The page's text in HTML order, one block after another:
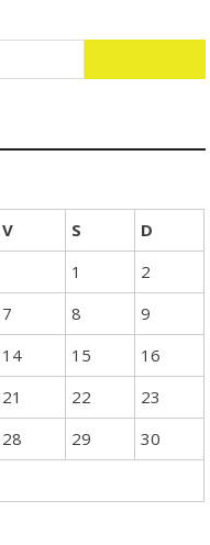
for:
V S
D
1
2
7 8
9
14 15
16
21 22
23
28 29
30